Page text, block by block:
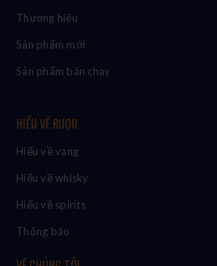
Thương hiệu
Sản phẩm mới
Sản phẩm bán chạy
HIỂU VỀ RƯỢU
Hiểu về vang
Hiểu về whisky
Hiểu về spirits
Thông báo